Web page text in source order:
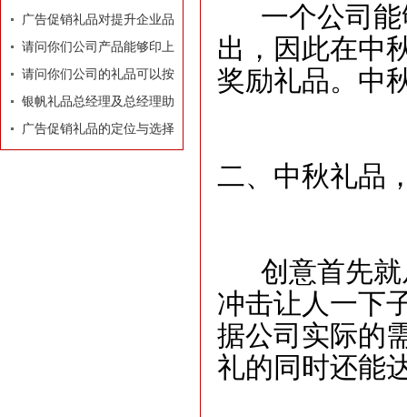
业执照
广告促销礼品对提升企业品
牌有着莫大的作用
请问你们公司产品能够印上
我们公司的LOGO和广告
吗？
请问你们公司的礼品可以按
照我们的要求和构思专门设
计订做吗？
银帆礼品总经理及总经理助
理名片
广告促销礼品的定位与选择
一个公司能
出，因此在中
奖励礼品。中
二、中秋礼品
创意首先就
冲击让人一下
据公司实际的
礼的同时还能